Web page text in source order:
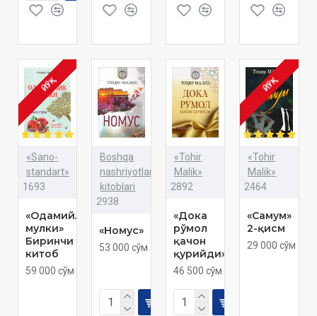
ЙЎҚ
«Sano-
standart»
1693
«Одамийлик
мулки»
Биринчи
китоб
59 000 сўм
Boshqa
nashriyotlar
kitoblari
2938
«Номус»
53 000 сўм
«Tohir
Malik»
2892
«Дока
рўмол
қачон
қурийди»
46 500 сўм
ЙЎҚ
«Tohir
Malik»
2464
«Самум»
2-қисм
29 000 сўм